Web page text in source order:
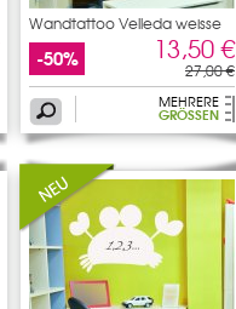
Wandtattoo Velleda weisse
-50% 13,50 €
27,00 €
MEHRERE
GRÖSSEN